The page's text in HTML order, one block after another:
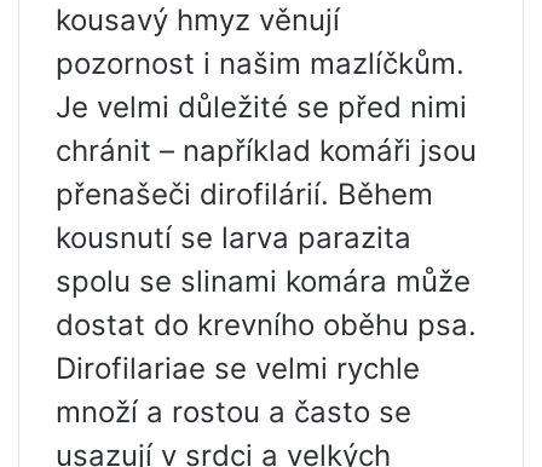
kousavý hmyz věnují
pozornost i našim mazlíčkům.
Je velmi důležité se před nimi
chránit – například komáři jsou
přenašeči dirofilárií. Během
kousnutí se larva parazita
spolu se slinami komára může
dostat do krevního oběhu psa.
Dirofilariae se velmi rychle
množí a rostou a často se
usazují v srdci a velkých